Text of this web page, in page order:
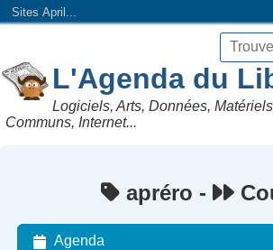
Sites April...
L'Agenda du
Logiciels, Arts, Données,
Communs, Internet...
apréro -
Agenda